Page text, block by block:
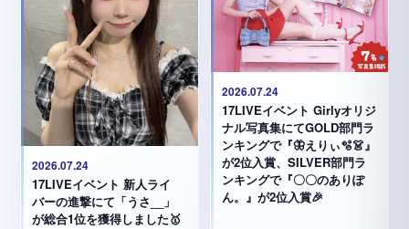
2026.07.24
17LIVEイベント 新人ライ
バーの進撃にて「うさ__」
が総合1位を獲得しました🥇
2026.07.24
17LIVEイベント Girlyオリジ
ナル写真集にてGOLD部門ラ
ンキングで『🦋えりぃ🫧👗』
が2位入賞、SILVER部門ラ
ンキングで『〇〇のありぽ
ん。』が2位入賞🎉